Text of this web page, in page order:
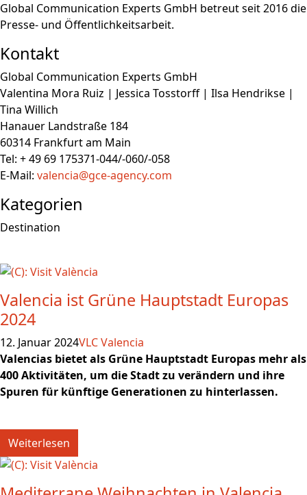
Global Communication Experts GmbH betreut seit 2016 die
Presse- und Öffentlichkeitsarbeit.
Kontakt
Global Communication Experts GmbH
Valentina Mora Ruiz | Jessica Tosstorff | Ilsa Hendrikse |
Tina Willich
Hanauer Landstraße 184
60314 Frankfurt am Main
Tel: + 49 69 175371-044/-060/-058
E-Mail: valencia@gce-agency.com
Kategorien
Destination
Valencia ist Grüne Hauptstadt Europas
2024
12. Januar 2024VLC Valencia
Valencias bietet als Grüne Hauptstadt Europas mehr als
400 Aktivitäten, um die Stadt zu verändern und ihre
Spuren für künftige Generationen zu hinterlassen.
Weiterlesen